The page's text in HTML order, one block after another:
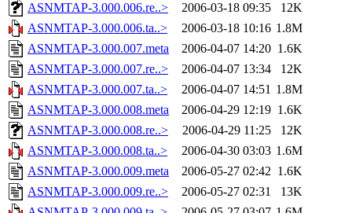
ASNMTAP-3.000.006.re..>
2006-03-18 09:35
12K
ASNMTAP-3.000.006.ta..>
2006-03-18 10:16 1.8M
ASNMTAP-3.000.007.meta
2006-04-07 14:20 1.6K
ASNMTAP-3.000.007.re..>
2006-04-07 13:34
12K
ASNMTAP-3.000.007.ta..>
2006-04-07 14:51 1.8M
ASNMTAP-3.000.008.meta
2006-04-29 12:19 1.6K
ASNMTAP-3.000.008.re..>
2006-04-29 11:25
12K
ASNMTAP-3.000.008.ta..>
2006-04-30 03:03 1.6M
ASNMTAP-3.000.009.meta
2006-05-27 02:42 1.6K
ASNMTAP-3.000.009.re..>
2006-05-27 02:31
13K